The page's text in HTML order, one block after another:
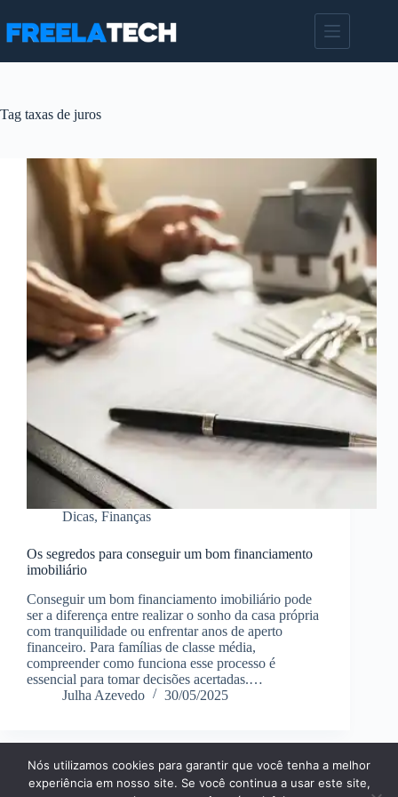
para
Tag taxas de juros
Dicas, Finanças
Os segredos para conseguir um bom financiamento
imobiliário
Conseguir um bom financiamento imobiliário pode
ser a diferença entre realizar o sonho da casa própria
com tranquilidade ou enfrentar anos de aperto
financeiro. Para famílias de classe média,
compreender como funciona esse processo é
essencial para tomar decisões acertadas.…
Julha Azevedo
30/05/2025
Página Inícial Dicas
Aplicativos
Nós utilizamos cookies para garantir que você tenha a melhor
experiência em nosso site. Se você continua a usar este site,